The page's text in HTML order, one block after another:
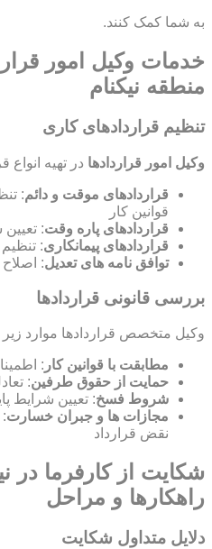
به شما کمک کنند.
خدمات وکیل امور
منطقه نیکنام
تنظیم قراردادهای کاری
وکیل امور قراردادها در تهیه
قراردادهای موقت و دائم:
قوانین کار
قراردادهای پاره وقت:
قراردادهای پیمانکاری:
توافق نامه های تعدیل:
بررسی قانونی قراردادها
وکیل متخصص قراردادها موارد
مطابقت با قوانین کار :
حمایت از حقوق طرفین:
شروط فسخ: تعیین شرایط
مجازات ها و جبران خسارت
نقض قرارداد
شکایت از کارفرما در
راهکارها و مراحل
دلایل متداول شکایت